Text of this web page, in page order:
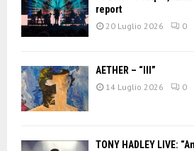
report
20 Luglio 2026 0
AETHER – “III”
14 Luglio 2026 0
TONY HADLEY LIVE: